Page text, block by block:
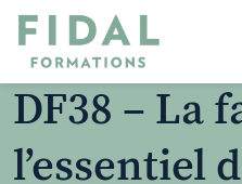
DF38 – La
l’essentiel